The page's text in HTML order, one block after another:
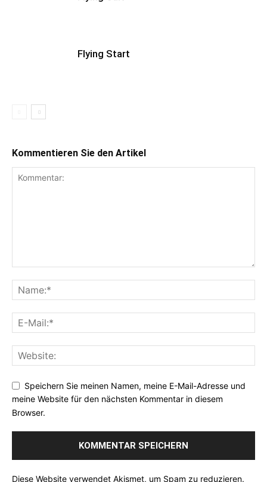
Flying Start
Kommentieren Sie den Artikel
Speichern Sie meinen Namen, meine E-Mail-Adresse und
meine Website für den nächsten Kommentar in diesem
Browser.
Diese Website verwendet Akismet, um Spam zu reduzieren.